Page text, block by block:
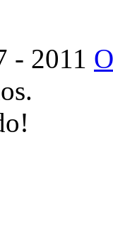
- 2011